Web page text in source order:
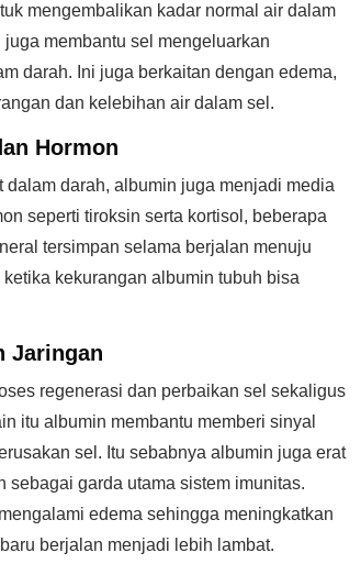
mengembalikan kadar normal air dalam
membantu sel mengeluarkan
darah. Ini juga berkaitan dengan edema,
dan kelebihan air dalam sel.
Hormon
darah, albumin juga menjadi media
seperti tiroksin serta kortisol, beberapa
tersimpan selama berjalan menuju
kekurangan albumin tubuh bisa
Jaringan
regenerasi dan perbaikan sel sekaligus
itu albumin membantu memberi sinyal
sel. Itu sebabnya albumin juga erat
sebagai garda utama sistem imunitas.
edema sehingga meningkatkan
berjalan menjadi lebih lambat.